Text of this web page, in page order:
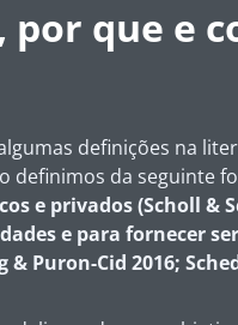
que e
definições na
definimos da seguinte
e privados (Scholl &
e para
Puron-Cid 2016;